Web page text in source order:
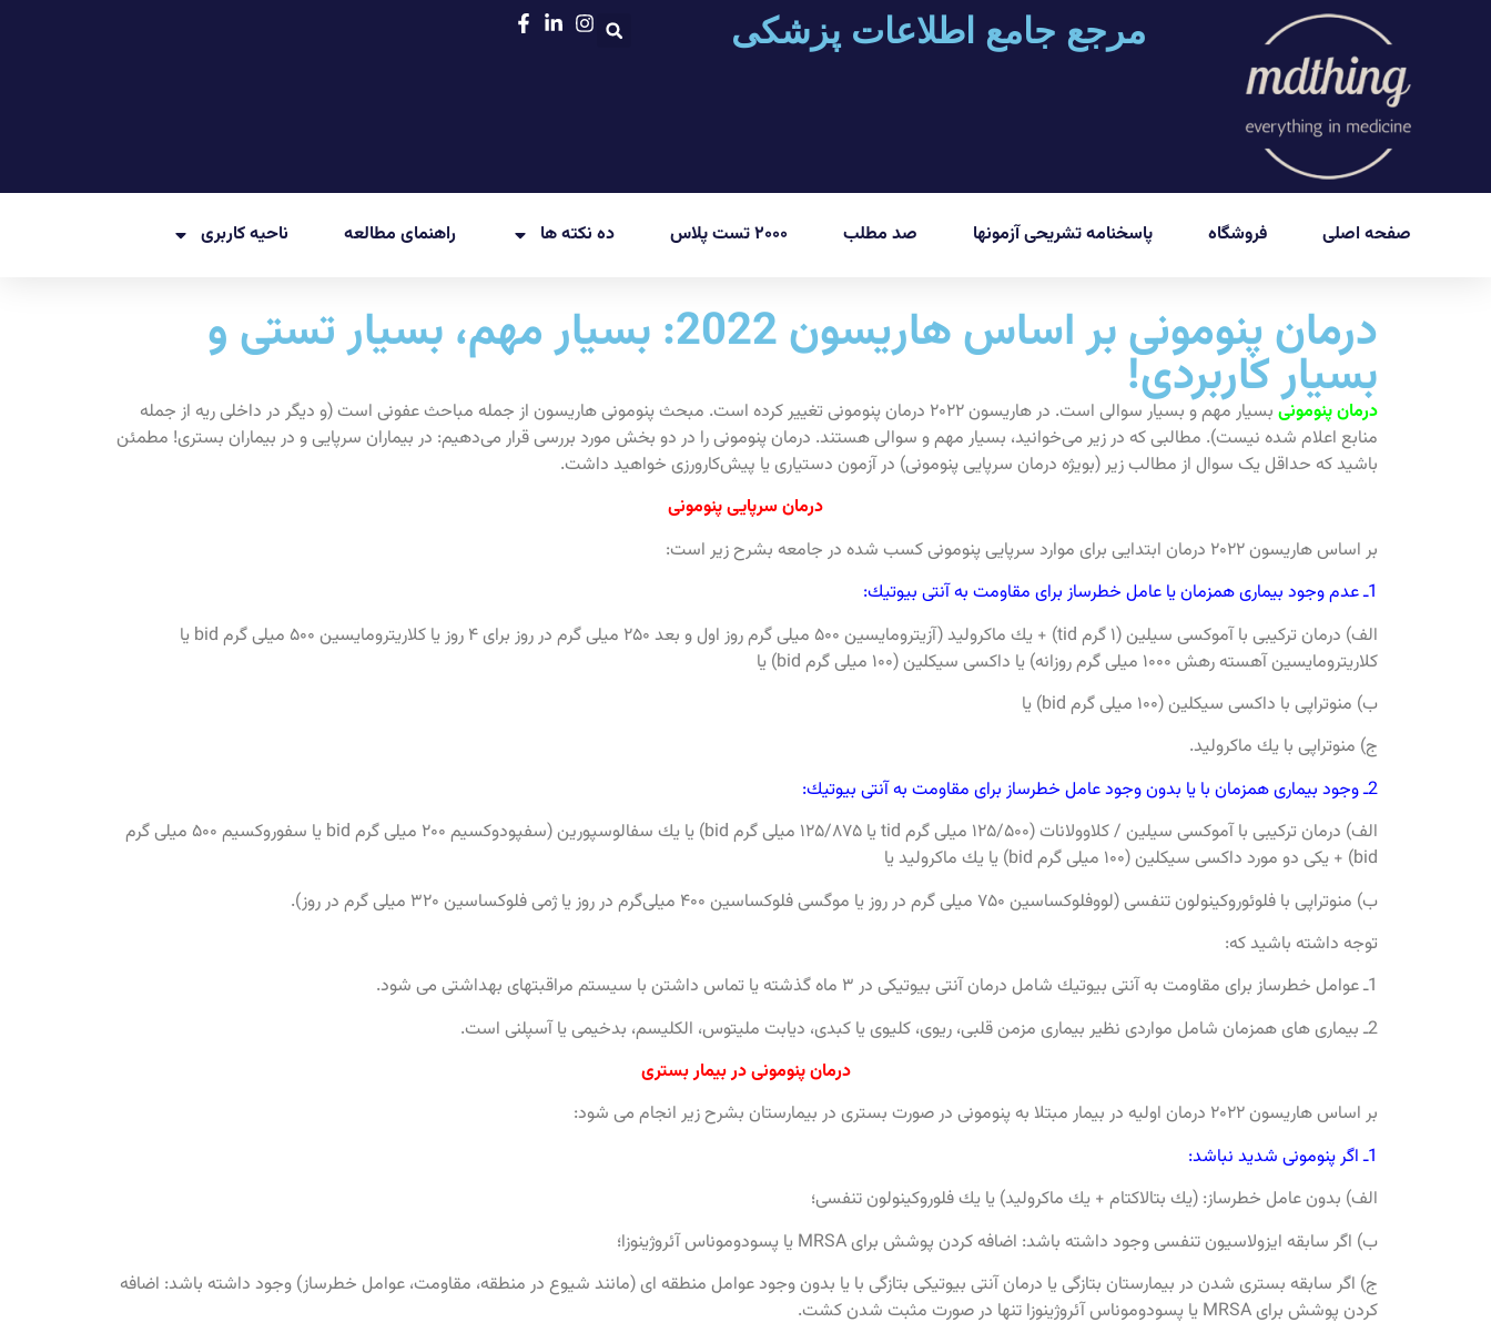
مرجع جامع اطلاعات پزشکی
صفحه اصلی فروشگاه پاسخنامه تشریحی آزمونها صد مطلب ۲۰۰۰ تست پلاس ده نکته ها راهنمای مطالعه ناحیه کاربری
درمان پنومونی بر اساس هاریسون 2022: بسیار مهم، بسیار تستی و
بسیار کاربردی!
درمان پنومونی
بسیار مهم و بسیار سوالی است. در هاریسون ۲۰۲۲ درمان پنومونی تغییر کرده است. مبحث پنومونی هاریسون از جمله مباحث عفونی است (و دیگر در داخلی ریه از جمله
منابع اعلام شده نیست). مطالبی که در زیر می‌خوانید، بسیار مهم و سوالی هستند. درمان پنومونی را در دو بخش مورد بررسی قرار می‌دهیم: در بیماران سرپایی و در بیماران بستری! مطمئن
باشید که حداقل یک سوال از مطالب زیر (بویژه درمان سرپایی پنومونی) در آزمون دستیاری یا پیش‌کارورزی خواهید داشت.
درمان سرپایی پنومونی
بر اساس هاريسون ۲۰۲۲ درمان ابتدايى براى موارد سرپايى پنومونى كسب شده در جامعه بشرح زير است:
1ـ عدم وجود بيمارى همزمان يا عامل خطرساز براى مقاومت به آنتى ‏بيوتيك:
الف) درمان تركيبى با آموكسى ‏سيلين (۱ گرم tid) + يك ماكروليد (آزيترومايسين ۵۰۰ ميلى ‏گرم روز اول و بعد ۲۵۰ ميلى ‏گرم در روز براى ۴ روز يا كلاريترومايسين ۵۰۰ ميلى ‏گرم bid يا
كلاريترومايسين آهسته رهش ۱۰۰۰ ميلى ‏گرم روزانه) يا داكسى‏ سيكلين (۱۰۰ ميلى ‏گرم bid) يا
ب) منوتراپى با داكسى ‏سيكلين (۱۰۰ ميلى ‏گرم bid) يا
ج) منوتراپى با يك ماكروليد.
2ـ وجود بيمارى همزمان با يا بدون وجود عامل خطرساز براى مقاومت به آنتى ‏بيوتيك:
الف) درمان تركيبى با آموكسى ‏سيلين / كلاوولانات (۱۲۵/۵۰۰ ميلى ‏گرم tid يا ۱۲۵/۸۷۵ ميلى ‏گرم bid) يا يك سفالوسپورين (سفپودوكسيم ۲۰۰ ميلى ‏گرم bid يا سفوروكسيم ۵۰۰ ميلى‏ گرم
bid) + يكى دو مورد داكسى ‏سيكلين (۱۰۰ ميلى ‏گرم bid) يا يك ماكروليد يا
ب) منوتراپى با فلوئوروكينولون تنفسى (لووفلوكساسين ۷۵۰ ميلى ‏گرم در روز يا موگسى ‏فلوكساسين ۴۰۰ ميلى‏‌گرم در روز يا ژمى ‏فلوكساسين ۳۲۰ ميلى ‏گرم در روز).
توجه داشته باشيد كه:
1ـ عوامل خطرساز براى مقاومت به آنتى ‏بيوتيك شامل درمان آنتى‏ بيوتيكى در ۳ ماه گذشته يا تماس داشتن با سيستم مراقبت‏هاى بهداشتى مى ‏شود.
2ـ بيمارى ‏هاى همزمان شامل مواردى نظير بيمارى مزمن قلبى، ريوى، كليوى يا كبدى، ديابت مليتوس، الكليسم، بدخيمى يا آسپلنى است.
درمان پنومونی در بیمار بستری
بر اساس هاریسون ۲۰۲۲ درمان اوليه در بيمار مبتلا به پنومونى در صورت بسترى در بيمارستان بشرح زير انجام مى ‏شود:
1ـ اگر پنومونى شديد نباشد:
الف) بدون عامل خطرساز: (يك بتالاكتام + يك ماكروليد) يا يك فلوروكينولون تنفسى؛
ب) اگر سابقه ايزولاسيون تنفسى وجود داشته باشد: اضافه كردن پوشش براى MRSA يا پسودوموناس آئروژينوزا؛
ج) اگر سابقه بسترى شدن در بيمارستان بتازگى يا درمان آنتى ‏بيوتيكى بتازگى با يا بدون وجود عوامل منطقه‏ اى (مانند شيوع در منطقه، مقاومت، عوامل خطرساز) وجود داشته باشد: اضافه
كردن پوشش براى MRSA يا پسودوموناس آئروژينوزا تنها در صورت مثبت شدن كشت.